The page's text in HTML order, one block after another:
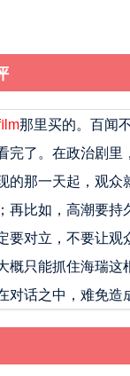
那里买的。百闻
完了。在政治剧
的那一天起，观
再比如，高潮要
要对立，不要让
概只能抓住海瑞
话之中，难免造